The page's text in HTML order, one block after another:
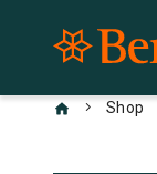
chevron_right Shop